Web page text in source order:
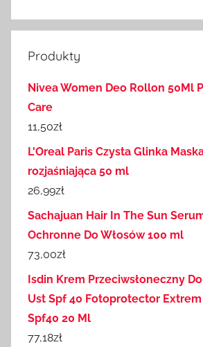
Produkty
Nivea Women Deo Rollon 50Ml
Care
11,50zł
L'Oreal Paris Czysta Glinka
rozjaśniająca 50 ml
26,99zł
Sachajuan Hair In The Sun
Ochronne Do Włosów 100 ml
73,00zł
Isdin Krem Przeciwsłoneczny
Ust Spf 40 Fotoprotector
Spf40 20 Ml
77,18zł